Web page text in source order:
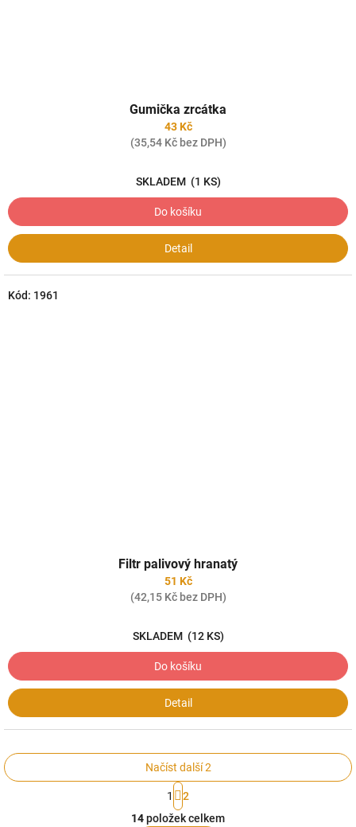
Gumička zrcátka
43 Kč
(35,54 Kč bez DPH)
SKLADEM (1 KS)
Do košíku
Detail
Filtr palivový hranatý
51 Kč
(42,15 Kč bez DPH)
SKLADEM (12 KS)
Do košíku
Detail
Kód: 1961
O
Načíst další 2
S
t
r
1
2
14položek celkem